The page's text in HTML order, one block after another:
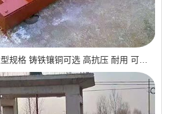
长春 2×2米铸铁闸门 大型规格 铸铁镶铜可选 高抗压 耐用 可报价